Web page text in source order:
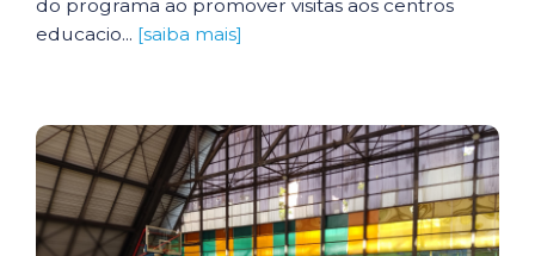
do programa ao promover visitas aos centros
educacio... [saiba mais]